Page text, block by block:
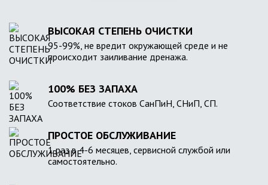
ВЫСОКАЯ СТЕПЕНЬ ОЧИСТКИ
95-99%, не вредит окружающей среде и не
происходит заиливание дренажа.
100% БЕЗ ЗАПАХА
Соответствие стоков СанПиН, СНиП, СП.
ПРОСТОЕ ОБСЛУЖИВАНИЕ
1 раз в 4-6 месяцев, сервисной службой или
самостоятельно.